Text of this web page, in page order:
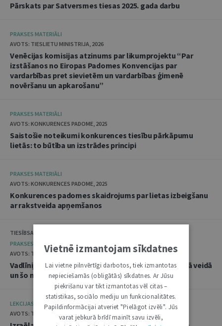
Pārskats par Satversmes tiesas 2025. gada darbu
PRAKSES MATERIĀLI
AVOTS: TIESLIETU MINISTRIJA, 2026
Venēcijas komisijas atzinums par likumprojektu “Par
izstāšanos no Eiropas Padomes Konvencijas par
vardarbības pret sievietēm un vardarbības ģimenē
novēršanu un apkarošanu”
PRAKSES MATERIĀLI
AVOTS: KONKURENCES PADOME, 2025
Saistošie noteikumi konkurences tiesību pārkāpumu
lietās: to būtība un izstrādes principi
PRAKSES MATERIĀLI
AVOTS: KONKURENCES PADOME, 2025
Konkurences padomes skaidrojums par lietas izbeigšanu
ar rakstveida apņemšanos
TIESĪBSARGA BIROJS, DATU VALSTS INSPEKCIJA
PRAKSES MATERIĀLI
AVOTS: TIESĪBSARGA BIROJS, 2025
Vadlīnijas "Amatpersonu datu apstrāde audiovizuālā veidā
un šo materiālu publicēšana"
LEKCIJAS
AVOTS: TIESLIETU AKADĒMIJA, 2025
Vietnē izmantojam sīkdatnes
Lai vietne pilnvērtīgi darbotos, tiek izmantotas
nepieciešamās (obligātās) sīkdatnes. Ar Jūsu
piekrišanu var tikt izmantotas vēl citas –
statistikas, sociālo mediju un funkcionalitātes.
Papildinformācijai atveriet "Pielāgot izvēli". Jūs
varat jebkurā brīdī mainīt savu izvēli,